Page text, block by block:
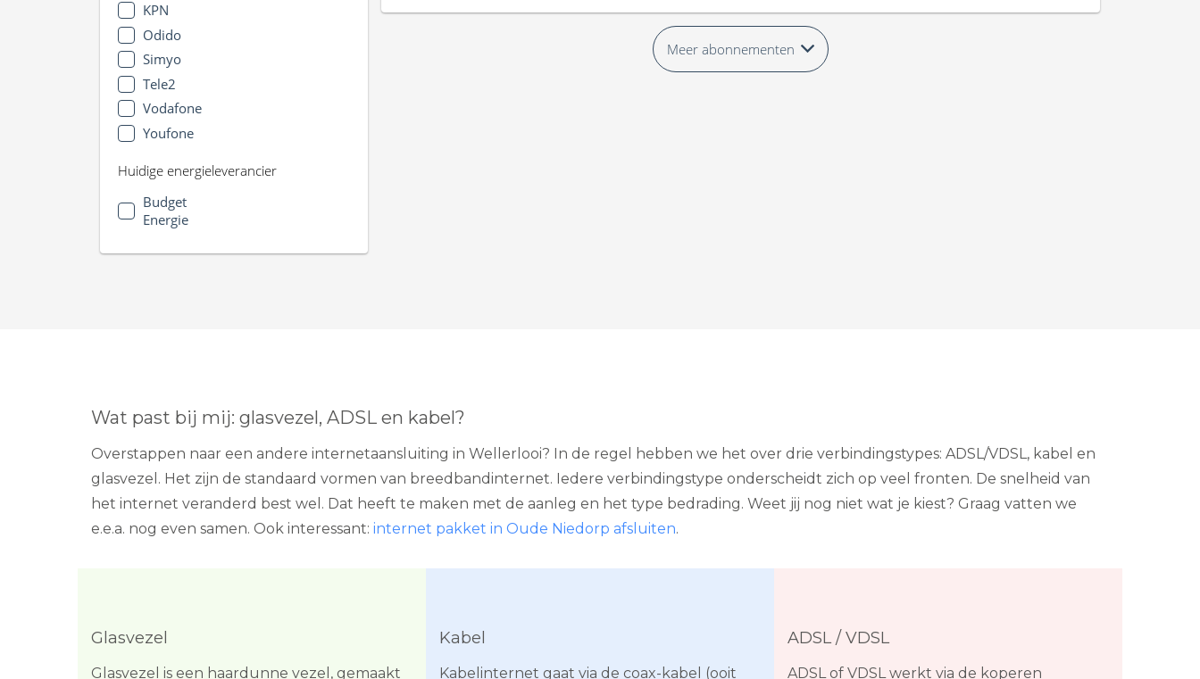
KPN
Odido
Simyo
Tele2
Vodafone
Youfone
Huidige energieleverancier
Budget
Energie
Meer abonnementen
Wat past bij mij: glasvezel, ADSL en kabel?
Overstappen naar een andere internetaansluiting in Wellerlooi? In de regel hebben we het over drie verbindingstypes: ADSL/VDSL, kabel en
glasvezel. Het zijn de standaard vormen van breedbandinternet. Iedere verbindingstype onderscheidt zich op veel fronten. De snelheid van
het internet veranderd best wel. Dat heeft te maken met de aanleg en het type bedrading. Weet jij nog niet wat je kiest? Graag vatten we
e.e.a. nog even samen. Ook interessant: internet pakket in Oude Niedorp afsluiten.
Glasvezel
Glasvezel is een haardunne vezel, gemaakt
Kabel
Kabelinternet gaat via de coax-kabel (ooit
ADSL / VDSL
ADSL of VDSL werkt via de koperen